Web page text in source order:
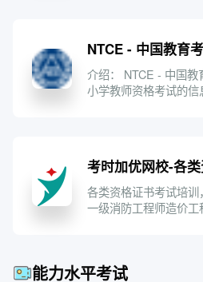
NTCE - 中国教育
介绍： NTCE - 中国教
小学教师资格考试的
考时加优网校-各
各类资格证书考试培
一级消防工程师造价
能力水平考试